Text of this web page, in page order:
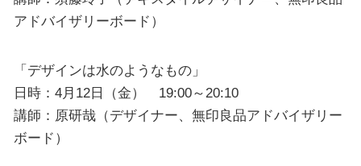
アドバイザリーボード）
「デザインは水のようなもの」
日時：4月12日（金） 19:00～20:10
講師：原研哉（デザイナー、無印良品アドバイザリー
ボード）